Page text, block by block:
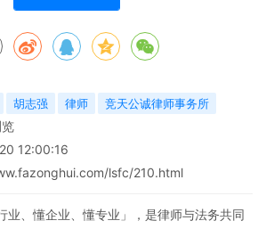
胡志强 律师 竞天公诚律师事务所
12:00:16
lsfc/210.html
业、懂企业、懂专业」，是律师与法务共同